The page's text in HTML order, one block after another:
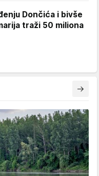
Dončića i bivše
traži 50 miliona